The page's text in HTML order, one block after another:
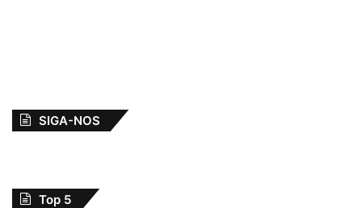
SIGA-NOS
Top 5